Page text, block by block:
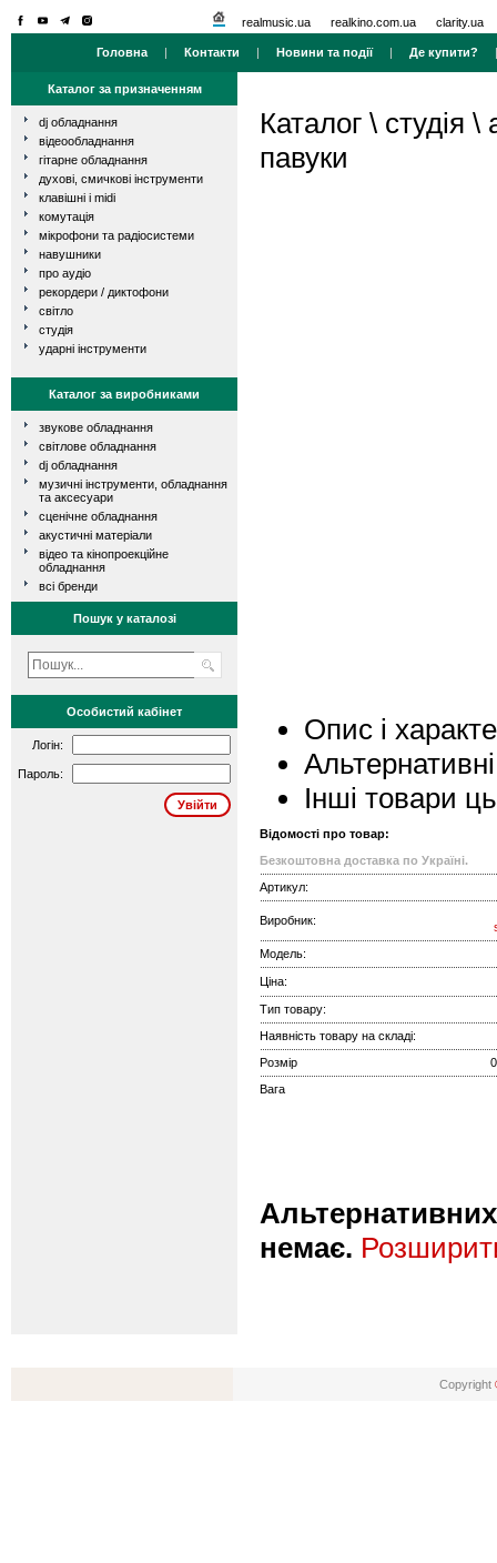
realmusic.ua realkino.com.ua clarity.ua
Головна | Контакти | Новини та події| Де купити?
Каталог за призначенням
dj обладнання
відеообладнання
гітарне обладнання
духові, смичкові інструменти
клавішні і midi
комутація
мікрофони та радіосистеми
навушники
про аудіо
рекордери / диктофони
світло
студія
ударні інструменти
Каталог за виробниками
звукове обладнання
світлове обладнання
dj обладнання
музичні інструменти, обладнання
та аксесуари
сценічне обладнання
акустичні матеріали
відео та кінопроекційне
обладнання
всі бренди
Пошук у каталозі
Особистий кабінет
Логін:
Пароль:
Каталог \ студія \
павуки
Опис і
Інші товари
Відомості про товар:
Безкоштовна доставка по Україні.
Артикул:
Виробник:
Модель:
Ціна:
Тип товару:
Наявність товару на складі:
Розмір
Вага
Альтернативних
немає.
Copyright